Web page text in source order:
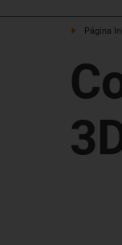
Página